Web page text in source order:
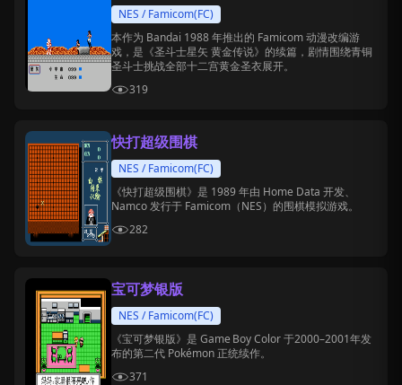
NES / Famicom(FC)
本作为 Bandai 1988 年推出的 Famicom 动漫改编游
戏，是《圣斗士星矢 黄金传说》的续篇，剧情围绕青铜
圣斗士挑战全部十二宫黄金圣衣展开。
319
快打超级围棋
NES / Famicom(FC)
《快打超级围棋》是 1989 年由 Home Data 开发、
Namco 发行于 Famicom（NES）的围棋模拟游戏。
282
宝可梦银版
NES / Famicom(FC)
《宝可梦银版》是 Game Boy Color 于2000–2001年发
布的第二代 Pokémon 正统续作。
371